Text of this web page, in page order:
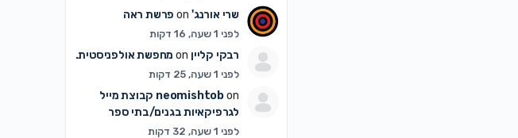
שרי אורנג'on פרשת ראה
לפני 1 שעה, 16 דקות
רבקי קליין מחפשת אולפניסטית.
לפני 1 שעה, 25 דקות
neomishtobon
קבוצת מייל
לגרפיקאיות בגנים/בתי ספר
לפני 1 שעה, 32 דקות